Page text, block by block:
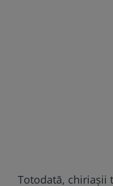
Totodată, chiriașii